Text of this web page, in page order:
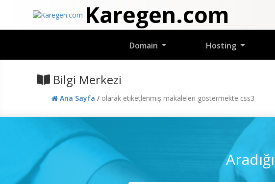
Karegen.com
Domain Hosting
Bilgi Merkezi
Ana Sayfa / olarak etiketlenmiş makaleleri göstermekte css3